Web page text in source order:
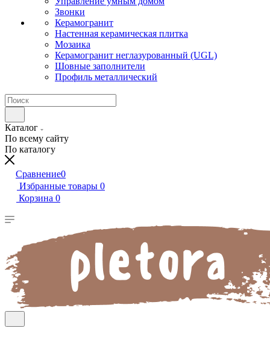
Звонки
Керамогранит
Настенная керамическая плитка
Мозаика
Керамогранит неглазурованный (UGL)
Шовные заполнители
Профиль металлический
Каталог
По всему сайту
По каталогу
Сравнение0
Избранные товары 0
Корзина 0